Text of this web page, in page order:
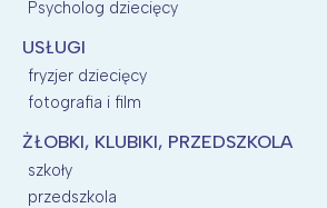
Psycholog dziecięcy
USŁUGI
fryzjer dziecięcy
fotografia i film
ŻŁOBKI, KLUBIKI, PRZEDSZKOLA
szkoły
przedszkola